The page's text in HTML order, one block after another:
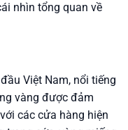
nhìn tổng quan về
Việt Nam, nổi tiếng
vàng được đảm
các cửa hàng hiện